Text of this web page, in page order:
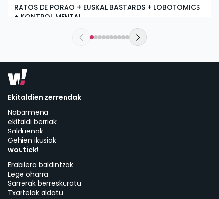
RATOS DE PORAO + EUSKAL BASTARDS + LOBOTOMICS
+ KONTROL MENTAL
Sala Fundición | Logroño
Ekitaldien zerrendak
Nabarmena
ekitaldi berriak
Salduenak
Gehien ikusiak
woutick!
Erabilera baldintzak
Lege oharra
Sarrerak berreskuratu
Txartelak aldatu